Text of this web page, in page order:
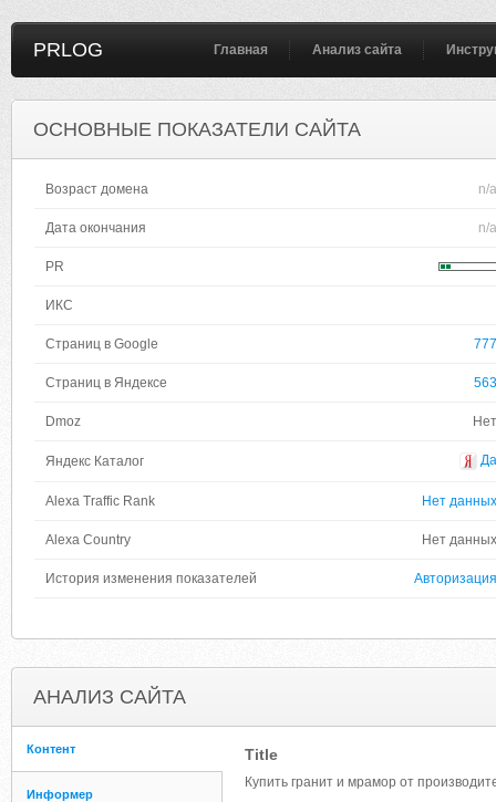
PRLOG Главная Анализ сайта
ОСНОВНЫЕ ПОКАЗАТЕЛИ САЙТА
Возраст домена n/a
Дата окончания n/a
PR
ИКС
Страниц в Google 777
Страниц в Яндексе 563
Dmoz Нет
Яндекс Каталог Да
Alexa Traffic Rank Нет данных
Alexa Country Нет данных
История изменения показателей Авторизация
АНАЛИЗ САЙТА
Контент
Информер
Title
Купить гранит и мрамор от